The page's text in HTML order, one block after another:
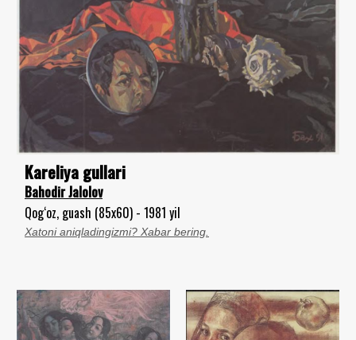
Kareliya gullari
Bahodir Jalolov
Qog‘oz, guash (85x60) - 1981 yil
Xatoni aniqladingizmi? Xabar bering.